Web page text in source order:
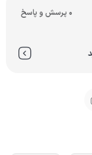
0 پرسش و پاسخ